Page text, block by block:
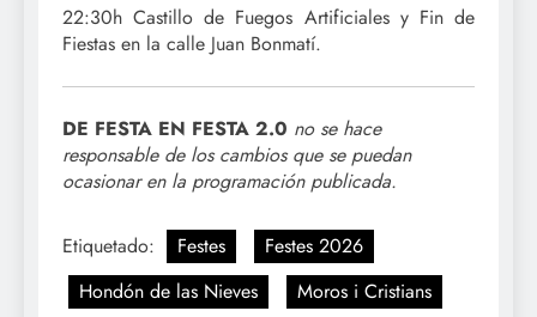
22:30h Castillo de Fuegos Artificiales y Fin de
Fiestas en la calle Juan Bonmatí.
DE FESTA EN FESTA 2.0 no se hace
responsable de los cambios que se puedan
ocasionar en la programación publicada.
Etiquetado: Festes
Festes 2026
Hondón de las Nieves
Moros i Cristians